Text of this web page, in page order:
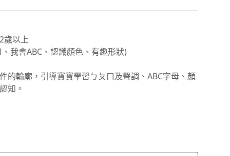
歲以上
我會ABC、認識顏色、有趣形狀)
的輪廓，引導寶寶學習ㄅㄆㄇ及聲調、ABC字母、顏
知。